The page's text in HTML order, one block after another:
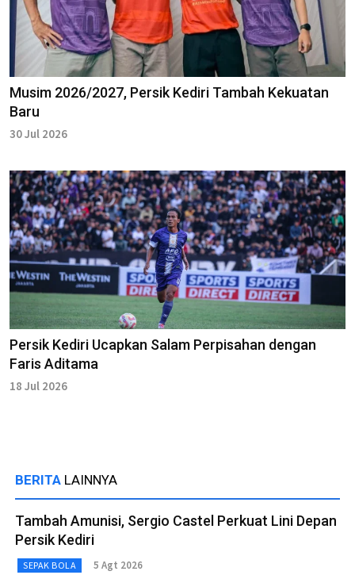
Musim 2026/2027, Persik Kediri Tambah Kekuatan
Baru
30 Jul 2026
Persik Kediri Ucapkan Salam Perpisahan dengan
Faris Aditama
18 Jul 2026
BERITA LAINNYA
Tambah Amunisi, Sergio Castel Perkuat Lini Depan
Persik Kediri
SEPAK BOLA 5 Agt 2026